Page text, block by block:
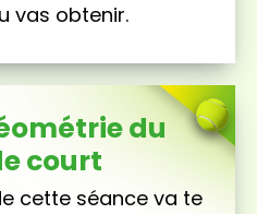
vas obtenir.
du
court
cette séance va te